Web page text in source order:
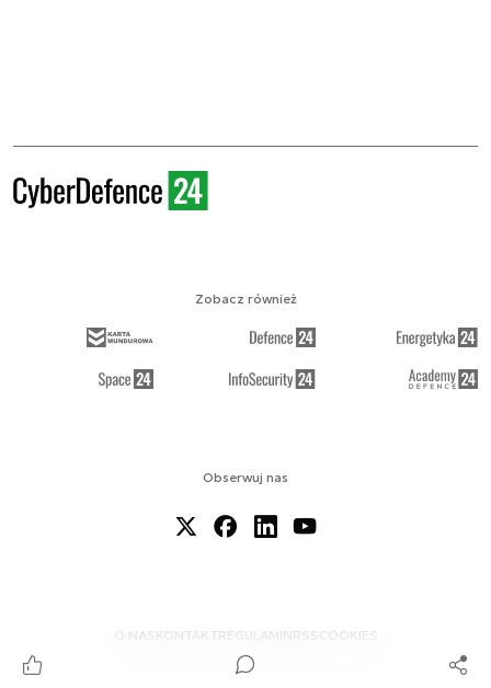
Obserwuj nas
O NAS KONTAKTREGULAMINRSS COOKIES
Zobacz również